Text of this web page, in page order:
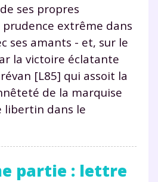
ses propres
extrême dans
ses amants - et, sur le
la victoire éclatante
[L85] qui assoit la
de la marquise
libertin dans le
partie : lettre